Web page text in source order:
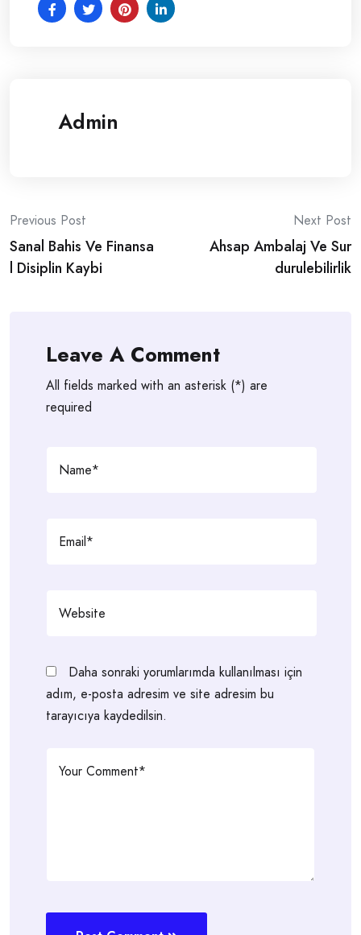
Admin
Post
navigation
Previous Post
Sanal Bahis Ve Finansa
l Disiplin Kaybi
Next Post
Ahsap Ambalaj Ve Sur
durulebilirlik
Leave A Comment
All fields marked with an asterisk (*) are
required
Daha sonraki yorumlarımda kullanılması için
adım, e-posta adresim ve site adresim bu
tarayıcıya kaydedilsin.